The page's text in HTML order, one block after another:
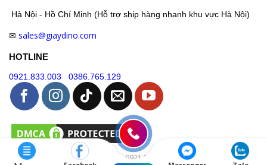
Hà Nội - Hồ Chí Minh (Hỗ trợ ship hàng nhanh khu vực Hà Nội)
✉ sales@giaydino.com
HOTLINE
0921.833.003 0386.765.129
Hotline: 0921.833.003